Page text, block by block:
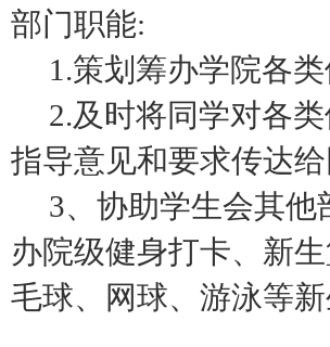
部门职能:
1.策划筹办学院各类
​2.及时将同学对各
指导意见和要求传达给
3、协助学生会其他
办院级健身打卡、新
毛球、网球、游泳等新